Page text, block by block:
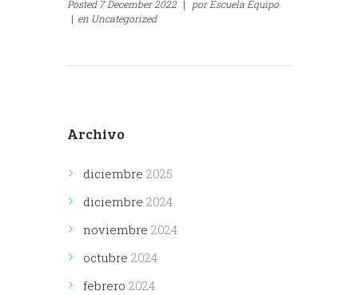
Posted 7 December 2022 | porEscuela Equipo
| en Uncategorized
Archivo
diciembre 2025
diciembre 2024
noviembre 2024
octubre 2024
febrero 2024